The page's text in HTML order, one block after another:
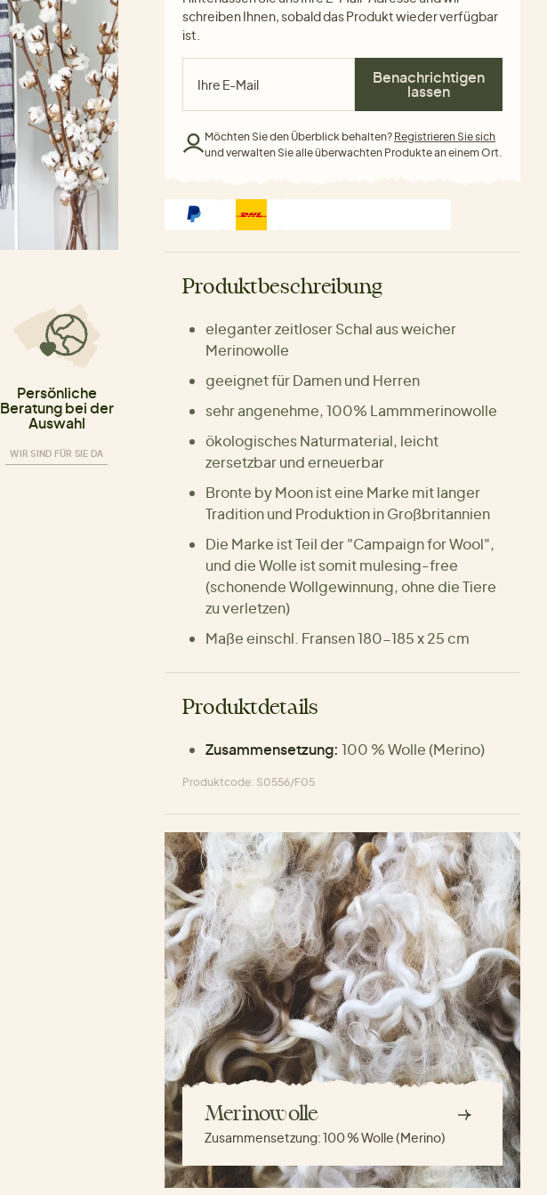
Persönliche
Beratung bei der
Auswahl
WIR SIND FÜR SIE DA
schreiben Ihnen, sobald das Produkt wieder verfügbar
ist.
Benachrichtigen
lassen
Möchten Sie den Überblick behalten? Registrieren Sie sich
und verwalten Sie alle überwachten Produkte an einem Ort.
Produktbeschreibung
eleganter zeitloser Schal aus weicher
Merinowolle
geeignet für Damen und Herren
sehr angenehme, 100% Lammmerinowolle
ökologisches Naturmaterial, leicht
zersetzbar und erneuerbar
Bronte by Moon ist eine Marke mit langer
Tradition und Produktion in Großbritannien
Die Marke ist Teil der "Campaign for Wool",
und die Wolle ist somit mulesing-free
(schonende Wollgewinnung, ohne die Tiere
zu verletzen)
Maße einschl. Fransen 180-185 x 25 cm
Produktdetails
Zusammensetzung: 100 % Wolle (Merino)
Produktcode: S0556/F05
Merinowolle
Zusammensetzung:100 % Wolle (Merino)